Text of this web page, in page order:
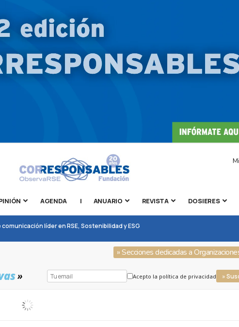
AGENDA | ANUARIO REVISTA DOSIERES
líder en RSE, Sostenibilidad y ESG
» Secciones dedicadas a
» Acepto la política de privacidad »